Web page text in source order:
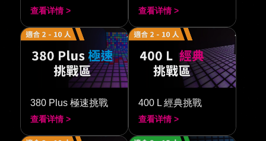
查看详情 > 查看详情 >
380 Plus 極速挑戰
查看详情 >
400 L 經典挑戰
查看详情 >